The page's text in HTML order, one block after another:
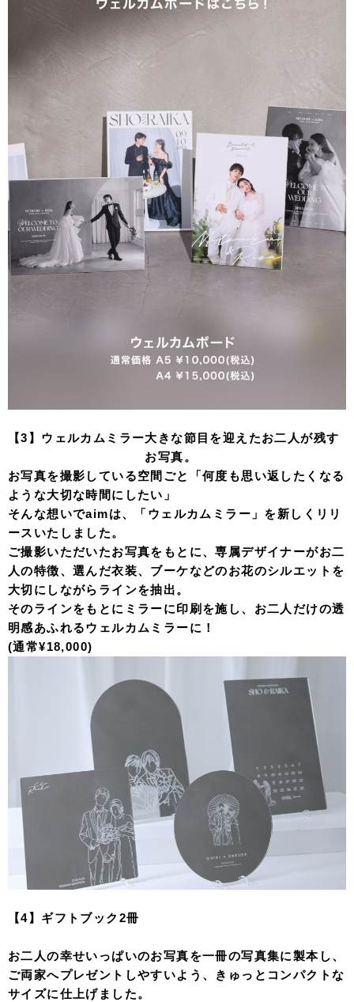
【3】ウェルカムミラー大きな節目を迎えたお二人が残す
お写真。
お写真を撮影している空間ごと「何度も思い返したくなる
ような大切な時間にしたい」
そんな想いでaimは、「ウェルカムミラー」を新しくリリ
ースいたしました。
ご撮影いただいたお写真をもとに、専属デザイナーがお二
人の特徴、選んだ衣装、ブーケなどのお花のシルエットを
大切にしながらラインを抽出。
そのラインをもとにミラーに印刷を施し、お二人だけの透
明感あふれるウェルカムミラーに！
(通常¥18,000)
【4】ギフトブック2冊
お二人の幸せいっぱいのお写真を一冊の写真集に製本し、
ご両家へプレゼントしやすいよう、きゅっとコンパクトな
サイズに仕上げました。